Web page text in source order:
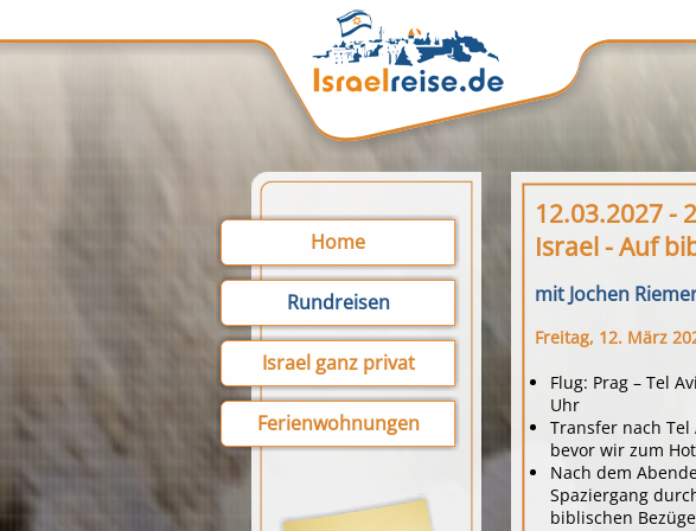
Home
Rundreisen
Israel ganz privat
Ferienwohnungen
12.03.2027 -
Israel - Auf
mit Jochen
Freitag, 12. März
Flug: Prag – Tel
Uhr
Transfer nach
bevor wir zum
Nach dem
Spaziergang
biblischen